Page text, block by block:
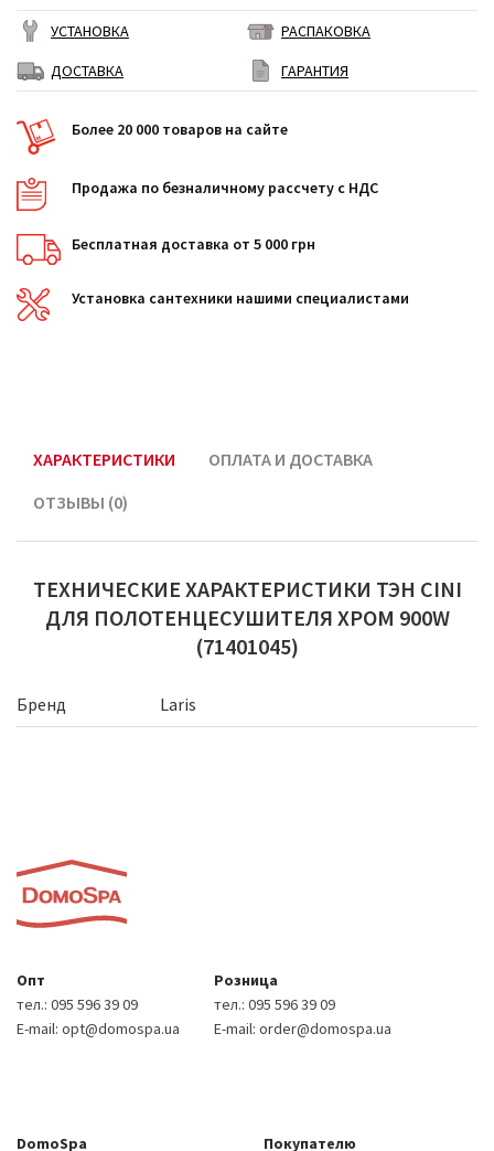
УСТАНОВКА
РАСПАКОВКА
ДОСТАВКА
ГАРАНТИЯ
Более 20 000 товаров на сайте
Продажа по безналичному рассчету с НДС
Бесплатная доставка от 5 000 грн
Установка сантехники нашими специалистами
ХАРАКТЕРИСТИКИ
ОПЛАТА И ДОСТАВКА
ОТЗЫВЫ (0)
ТЕХНИЧЕСКИЕ ХАРАКТЕРИСТИКИ ТЭН CINI
ДЛЯ ПОЛОТЕНЦЕСУШИТЕЛЯ ХРОМ 900W
(71401045)
Бренд Laris
Опт
тел.: 095 596 39 09
E-mail: opt@domospa.ua
Розница
тел.: 095 596 39 09
E-mail: order@domospa.ua
DomoSpa Покупателю